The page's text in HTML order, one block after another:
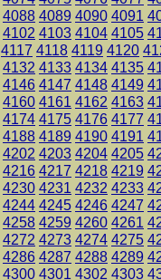
4088 4089 4090 4091
4102 4103 4104 4105
4117 4118 4119 4120
4132 4133 4134 4135
4146 4147 4148 4149
4160 4161 4162 4163
4174 4175 4176 4177
4188 4189 4190 4191
4202 4203 4204 4205
4216 4217 4218 4219
4230 4231 4232 4233
4244 4245 4246 4247
4258 4259 4260 4261
4272 4273 4274 4275
4286 4287 4288 4289
4300 4301 4302 4303